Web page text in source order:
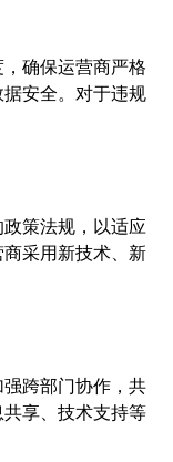
确保运营商严格
安全。对于违规
策法规，以适应
采用新技术、新
跨部门协作，共
享、技术支持等